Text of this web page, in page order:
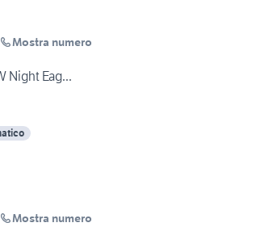
Mostra numero
Night Eag...
Mostra numero